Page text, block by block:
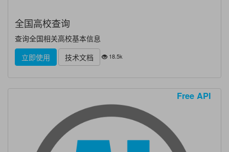
全国高校查询
查询全国相关高校基本信息
立即使用
技术文档 18.5k
Free API